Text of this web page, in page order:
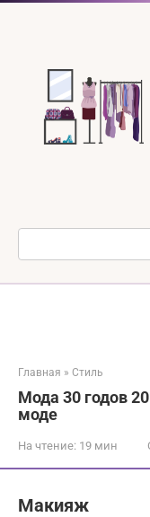
Перейти
Поиск:
Главная » Стиль
Мода 30 годов
моде
На чтение: 19 мин
Макияж